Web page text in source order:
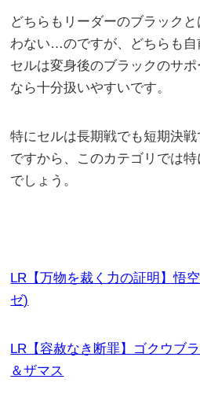
どちらもリーダーのブラック
わない…のですが、どちらも自
セルは変身後のブラックのサ
なら十分扱いやすいです。
特にセルは長期戦でも短期決
ですから、このカテゴリでは
でしょう。
LR【万物を裁く力の証明】悟
ゼ)
LR【容赦なき断罪】ゴクウブ
＆ザマス